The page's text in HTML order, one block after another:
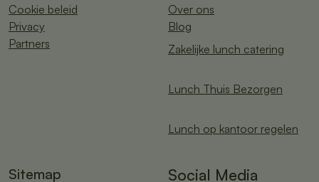
Cookie beleid
Privacy
Partners
Over ons
Blog
Zakelijke lunch catering
Lunch Thuis Bezorgen
Lunch op kantoor regelen
Sitemap Social Media